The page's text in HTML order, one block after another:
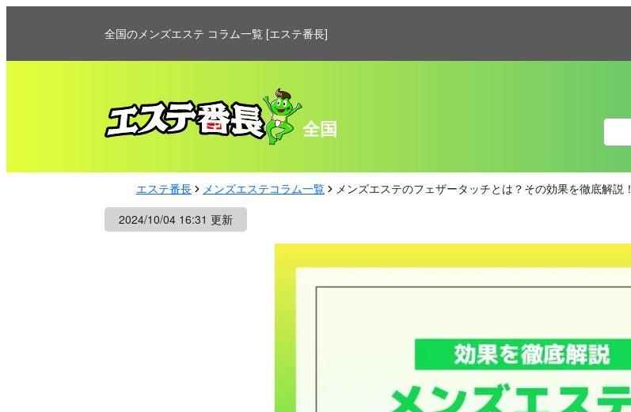
全国のメンズエステ コラム一覧 [エステ番長]
全国
エステ番長 メンズエステコラム一覧
メンズエステのフェザータッチとは？その効果を徹底解説！
2024/10/04 16:31 更新